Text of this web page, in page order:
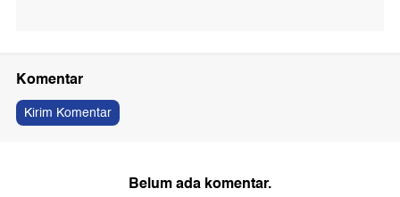
Komentar
Kirim Komentar
Belum ada komentar.